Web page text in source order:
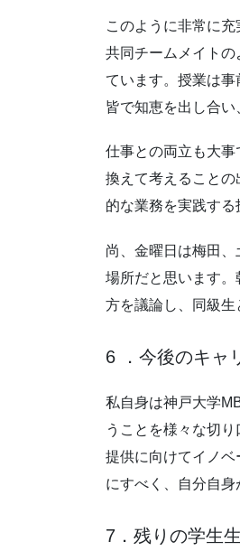
このように非常に
共同チームメイト
ています。授業は
皆で知恵を出し合
仕事との両立も大
換えて考えること
的な業務を実践す
尚、金曜日は梅田
場所だと思います
方を議論し、同級生
6 ．今後のキャ
私自身は神戸大学
うことを様々な切
提供に向けてイノ
にすべく、自分自身
7．残りの学生